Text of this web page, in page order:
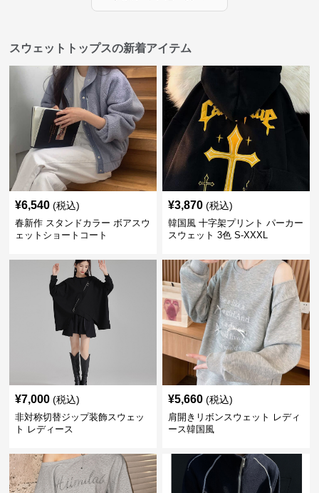
スウェットトップスの新着アイテム
¥6,540 (税込)
春新作 スタンドカラー ボアスウ
ェットショートコート
¥3,870 (税込)
韓国風 十字架プリント パーカー
スウェット 3色 S-XXXL
¥7,000 (税込)
非対称切替ジップ装飾スウェッ
ト レディース
¥5,660 (税込)
肩開きリボンスウェット レディ
ース韓国風